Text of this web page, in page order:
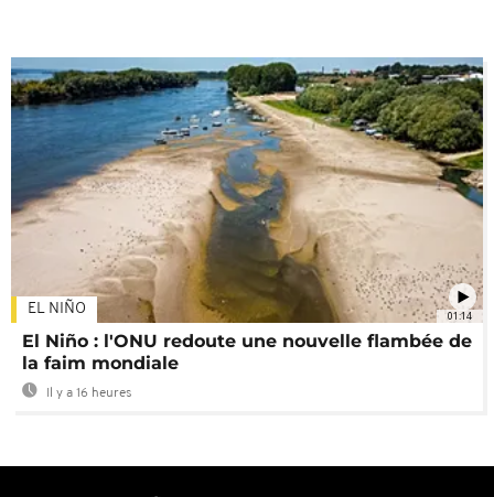
01:14
EL NIÑO
El Niño : l'ONU redoute une nouvelle flambée de
la faim mondiale
Il y a 16 heures